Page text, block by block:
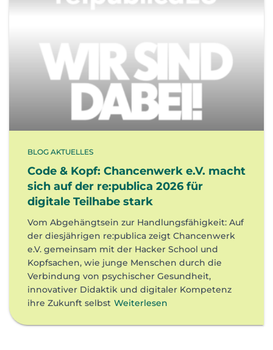
BLOG AKTUELLES
Code & Kopf: Chancenwerk e.V. macht
sich auf der re:publica 2026 für
digitale Teilhabe stark
Vom Abgehängtsein zur Handlungsfähigkeit: Auf
der diesjährigen re:publica zeigt Chancenwerk
e.V. gemeinsam mit der Hacker School und
Kopfsachen, wie junge Menschen durch die
Verbindung von psychischer Gesundheit,
innovativer Didaktik und digitaler Kompetenz
ihre Zukunft selbst Weiterlesen